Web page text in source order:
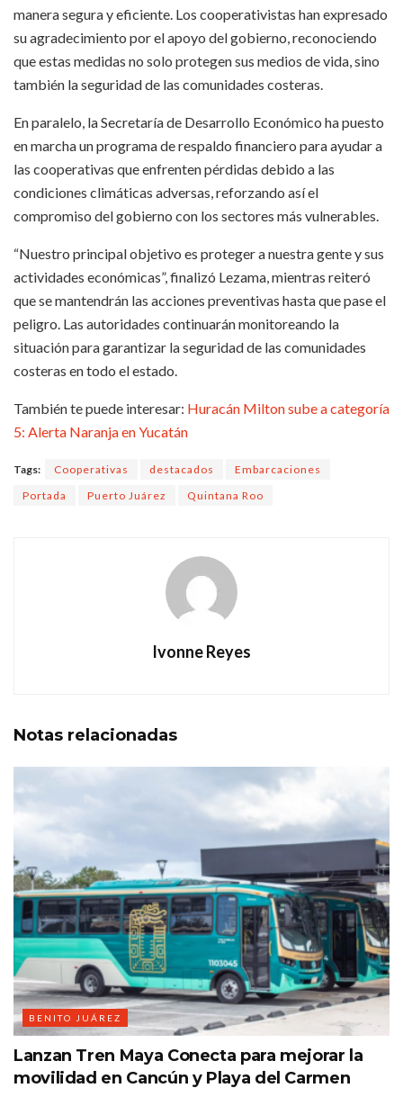
manera segura y eficiente. Los cooperativistas han expresado
su agradecimiento por el apoyo del gobierno, reconociendo
que estas medidas no solo protegen sus medios de vida, sino
también la seguridad de las comunidades costeras.
En paralelo, la Secretaría de Desarrollo Económico ha puesto
en marcha un programa de respaldo financiero para ayudar a
las cooperativas que enfrenten pérdidas debido a las
condiciones climáticas adversas, reforzando así el
compromiso del gobierno con los sectores más vulnerables.
“Nuestro principal objetivo es proteger a nuestra gente y sus
actividades económicas”, finalizó Lezama, mientras reiteró
que se mantendrán las acciones preventivas hasta que pase el
peligro. Las autoridades continuarán monitoreando la
situación para garantizar la seguridad de las comunidades
costeras en todo el estado.
También te puede interesar: Huracán Milton sube a categoría
5: Alerta Naranja en Yucatán
Tags: Cooperativas destacados
Embarcaciones
Portada
Puerto Juárez Quintana Roo
Ivonne Reyes
Notas relacionadas
BENITO JUÁREZ
Lanzan Tren Maya Conecta para mejorar la
movilidad en Cancún y Playa del Carmen